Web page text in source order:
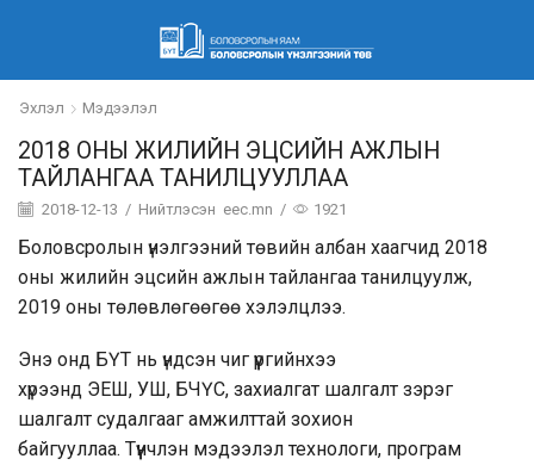
Эхлэл Мэдээлэл
2018 ОНЫ ЖИЛИЙН ЭЦСИЙН АЖЛЫН
ТАЙЛАНГАА ТАНИЛЦУУЛЛАА
2018-12-13 / Нийтлэсэн eec.mn / 1921
Боловсролын үнэлгээний төвийн албан хаагчид 2018
оны жилийн эцсийн ажлын тайлангаа танилцуулж,
2019 оны төлөвлөгөөгөө хэлэлцлээ.
Энэ онд БҮТ нь үндсэн чиг үүргийнхээ
хүрээнд ЭЕШ, УШ, БЧҮС, захиалгат шалгалт зэрэг
шалгалт судалгааг амжилттай зохион
байгууллаа. Түүнчлэн мэдээлэл технологи, програм